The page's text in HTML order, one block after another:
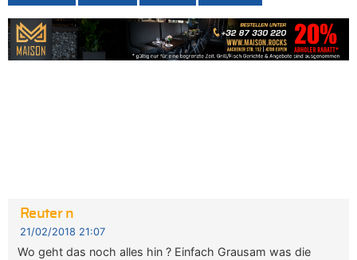
Reuter n
21/02/2018 21:07
Wo geht das noch alles hin ? Einfach Grausam was die